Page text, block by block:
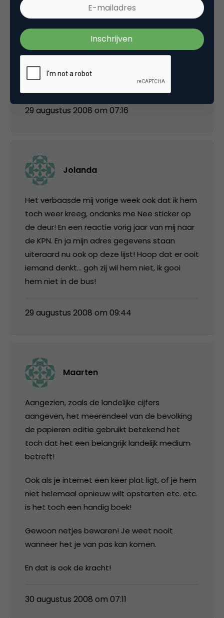
mensen, maar aan je eigen communicatie. Je
actie die nu gaande is. Maar je kan de actie
ook omarmen en in je commentaar op zijn
minst de URL doorgeven waar die opt-out zich
dan bevindt.
29 augustus 2008 om 07:16
Jolanda
Het verbaasde mij vorige week ook dat ik hem
toch weer kreeg, ondanks me Nee sticker op
de deur! En een reactie vorig jaar van mij naar
de KPN. En ja mijn adres gegevens staan
uiteraard nu ook op deze lijst! Hoop dat er ooit
iemand denkt… goh zij wil hem niet, ik gooi
hem niet in de bus!
29 augustus 2008 om 09:44
Maarten
Aangezien, zoals de landelijke cijfers
aangeven, het meerendeel van de bevolking
de papieren editie gebruikt betekend het
toch dat het een belangrijk landelijk medium
betreft!
Ook als je internet een keer plat ligt, of je hem
niet helemaal opnieuw wilt opstarten etc. etc.
is het toch een handig boek!
Gewoon netjes bewaren! Je weet nooit
wanneer het je van pas kan komen.
En dat is ook de kracht!
30 augustus 2008 om 07:11